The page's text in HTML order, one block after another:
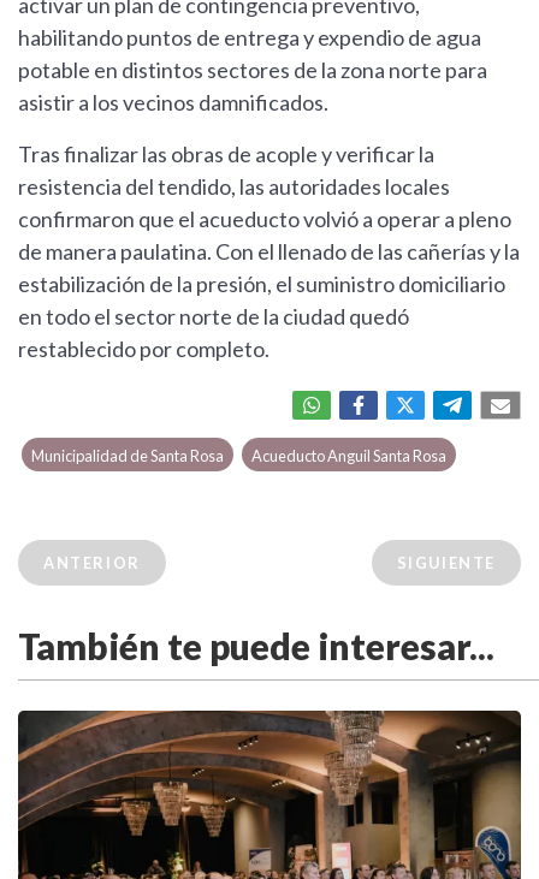
activar un plan de contingencia preventivo,
habilitando puntos de entrega y expendio de agua
potable en distintos sectores de la zona norte para
asistir a los vecinos damnificados.
Tras finalizar las obras de acople y verificar la
resistencia del tendido, las autoridades locales
confirmaron que el acueducto volvió a operar a pleno
de manera paulatina. Con el llenado de las cañerías y la
estabilización de la presión, el suministro domiciliario
en todo el sector norte de la ciudad quedó
restablecido por completo.
Municipalidad de Santa Rosa Acueducto Anguil Santa Rosa
ANTERIOR SIGUIENTE
También te puede interesar...